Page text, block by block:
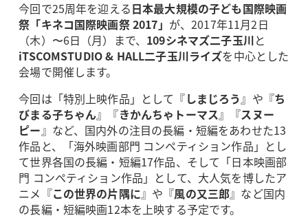
今回で25周年を迎える日本最大規模の子ども国際映画
祭「キネコ国際映画祭 2017」 が、2017年11月2日
（木）〜6日（月）まで、 109シネマズ二子玉川と
iTSCOMSTUDIO & HALL二子玉川ライズを中心とした
会場で開催します。
今回は「特別上映作品」として『しまじろう 』や『ち
びまる子ちゃん』『きかんちゃトーマス 』『スヌー
ピー 』など、国内外の注目の長編・短編をあわせた13
作品と、「海外映画部門 コンペティション作品」とし
て世界各国の長編・短編17作品、そして「日本映画部
門 コンペティション作品」として、大人気を博したア
ニメ『この世界の片隅に』や『風の又三郎』など国内
の長編・短編映画12本を上映する予定です。